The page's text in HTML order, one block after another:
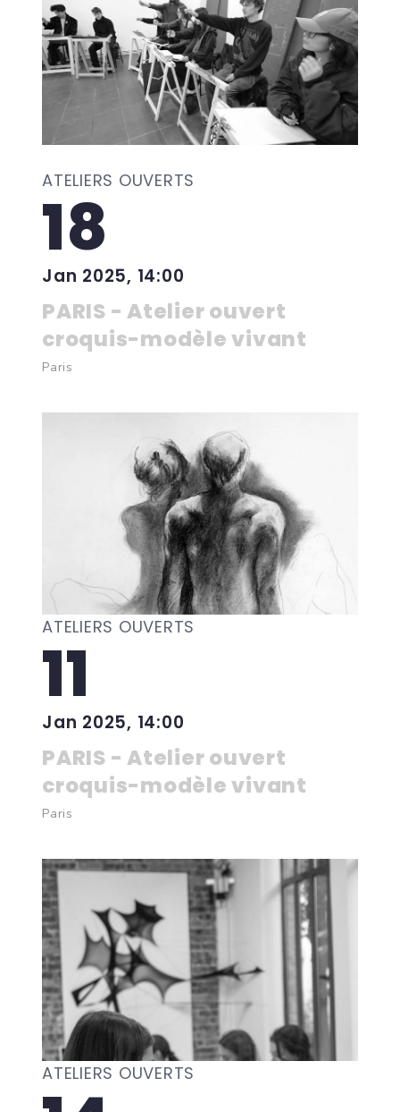
ATELIERS OUVERTS
18
Jan 2025, 14:00
PARIS - Atelier ouvert
croquis-modèle vivant
Paris
ATELIERS OUVERTS
11
Jan 2025, 14:00
PARIS - Atelier ouvert
croquis-modèle vivant
Paris
ATELIERS OUVERTS